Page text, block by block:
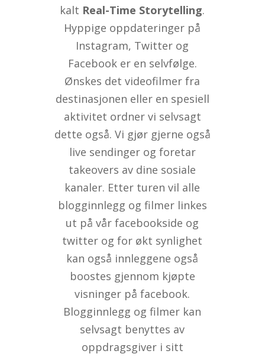
kalt Real-Time Storytelling.
Hyppige oppdateringer på
Instagram, Twitter og
Facebook er en selvfølge.
Ønskes det videofilmer fra
destinasjonen eller en spesiell
aktivitet ordner vi selvsagt
dette også. Vi gjør gjerne også
live sendinger og foretar
takeovers av dine sosiale
kanaler. Etter turen vil alle
blogginnlegg og filmer linkes
ut på vår facebookside og
twitter og for økt synlighet
kan også innleggene også
boostes gjennom kjøpte
visninger på facebook.
Blogginnlegg og filmer kan
selvsagt benyttes av
oppdragsgiver i sitt